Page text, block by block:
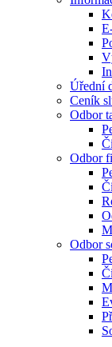
Úřední
Ceník
Odbor
Odbor
Odbor